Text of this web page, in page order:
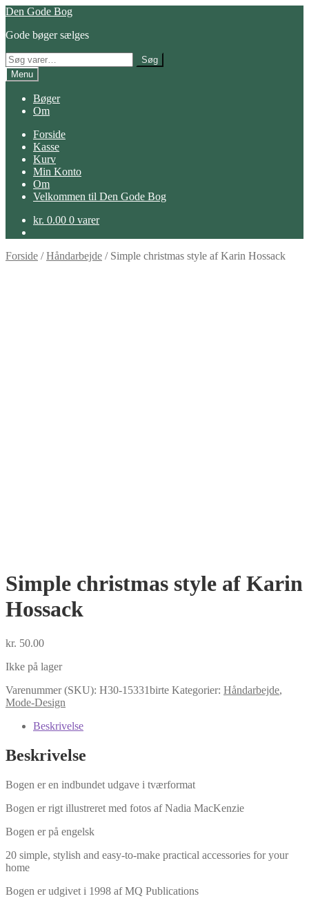
Spring
navigation
Spring
indhold
Den Gode Bog
Gode bøger sælges
Søg
efter:
Søg
Menu
Bøger
Om
Forside
Kasse
Kurv
Min Konto
Om
Velkommen til Den Gode Bog
kr. 0.00 0 varer
Forside /Håndarbejde / Simple christmas style af Karin Hossack
Simple christmas style af Karin
Hossack
kr. 50.00
Ikke på lager
Varenummer (SKU): H30-15331birte Kategorier: Håndarbejde,
Mode-Design
Beskrivelse
Beskrivelse
Bogen er en indbundet udgave i tværformat
Bogen er rigt illustreret med fotos af Nadia MacKenzie
Bogen er på engelsk
20 simple, stylish and easy-to-make practical accessories for your
home
Bogen er udgivet i 1998 af MQ Publications